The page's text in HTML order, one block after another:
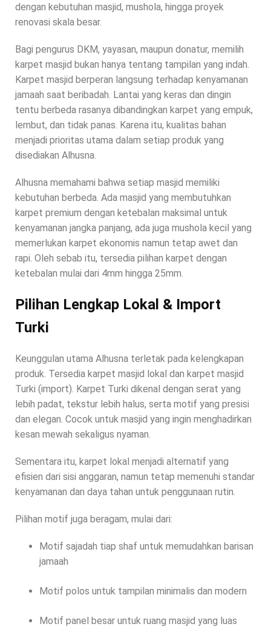
dengan kebutuhan masjid, mushola, hingga proyek
renovasi skala besar.
Bagi pengurus DKM, yayasan, maupun donatur, memilih
karpet masjid bukan hanya tentang tampilan yang indah.
Karpet masjid berperan langsung terhadap kenyamanan
jamaah saat beribadah. Lantai yang keras dan dingin
tentu berbeda rasanya dibandingkan karpet yang empuk,
lembut, dan tidak panas. Karena itu, kualitas bahan
menjadi prioritas utama dalam setiap produk yang
disediakan Alhusna.
Alhusna memahami bahwa setiap masjid memiliki
kebutuhan berbeda. Ada masjid yang membutuhkan
karpet premium dengan ketebalan maksimal untuk
kenyamanan jangka panjang, ada juga mushola kecil yang
memerlukan karpet ekonomis namun tetap awet dan
rapi. Oleh sebab itu, tersedia pilihan karpet dengan
ketebalan mulai dari 4mm hingga 25mm.
Pilihan Lengkap Lokal & Import
Turki
Keunggulan utama Alhusna terletak pada kelengkapan
produk. Tersedia karpet masjid lokal dan karpet masjid
Turki (import). Karpet Turki dikenal dengan serat yang
lebih padat, tekstur lebih halus, serta motif yang presisi
dan elegan. Cocok untuk masjid yang ingin menghadirkan
kesan mewah sekaligus nyaman.
Sementara itu, karpet lokal menjadi alternatif yang
efisien dari sisi anggaran, namun tetap memenuhi standar
kenyamanan dan daya tahan untuk penggunaan rutin.
Pilihan motif juga beragam, mulai dari:
Motif sajadah tiap shaf untuk memudahkan barisan
jamaah
Motif polos untuk tampilan minimalis dan modern
Motif panel besar untuk ruang masjid yang luas